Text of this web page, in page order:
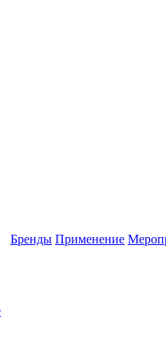
Бренды Применение